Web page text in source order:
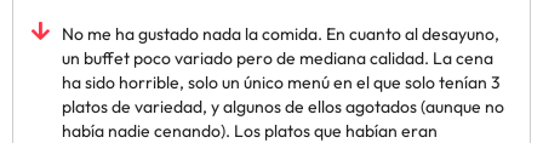
No me ha gustado nada la comida. En cuanto al desayuno,
un buffet poco variado pero de mediana calidad. La cena
ha sido horrible, solo un único menú en el que solo tenían 3
platos de variedad, y algunos de ellos agotados (aunque no
había nadie cenando). Los platos que habían eran